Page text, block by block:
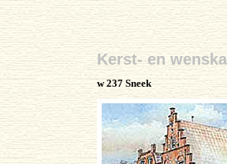
Kerst- en
w 237 Sneek